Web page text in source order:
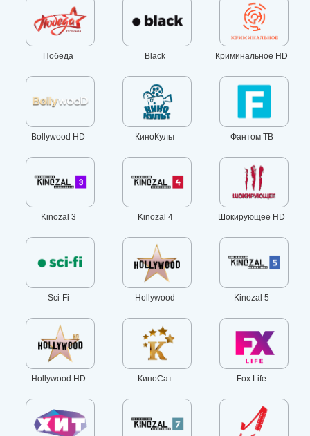
Победа Black Криминальное HD
Bollywood HD КиноКульт Фантом ТВ
Kinozal 3 Kinozal 4 Шокирующее HD
Sci-Fi Hollywood Kinozal 5
Hollywood HD КиноСат Fox Life